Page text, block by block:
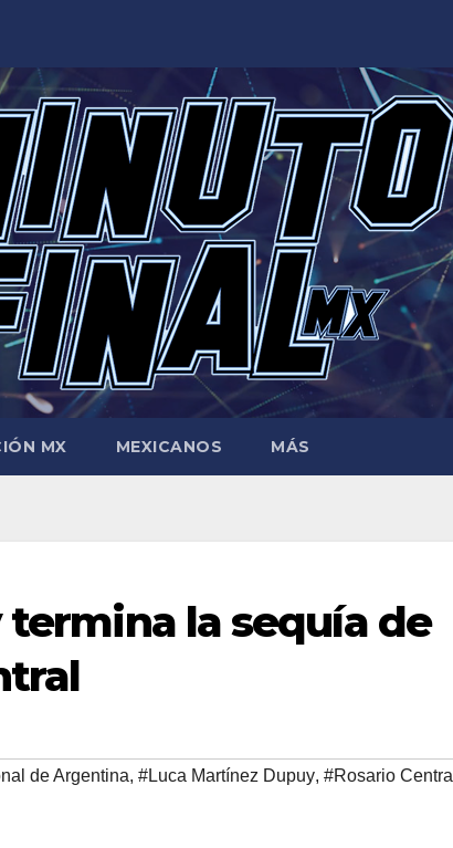
MX MEXICANOS MÁS
la sequía de
de Argentina, #Luca Martínez Dupuy, #Rosario Central